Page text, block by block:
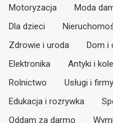
Motoryzacja Moda
Dla dzieci
Zdrowie i uroda
Dom i
Elektronika
Antyki i
Rolnictwo
Usługi i firmy
Edukacja i rozrywka
Oddam za darmo